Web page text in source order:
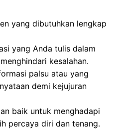
yang dibutuhkan lengkap
yang Anda tulis dalam
kesalahan.
palsu atau yang
demi kejujuran
baik untuk menghadapi
percaya diri dan tenang.